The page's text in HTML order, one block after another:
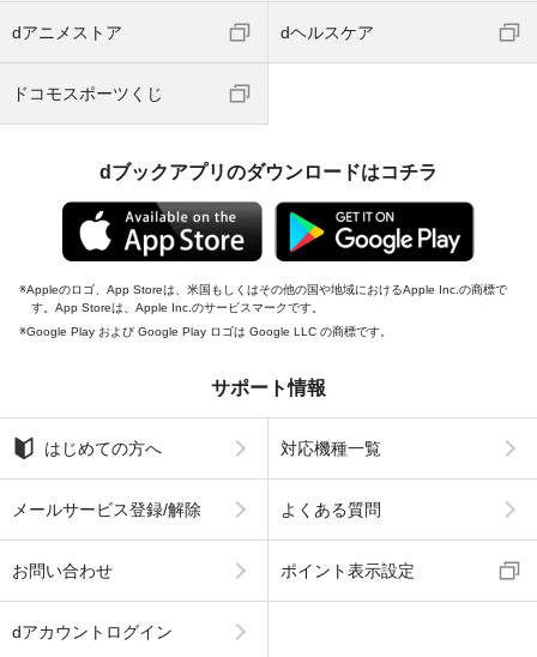
dアニメストア dヘルスケア
ドコモスポーツくじ
dブックアプリのダウンロードはコチラ
Appleのロゴ、App Storeは、米国もしくはその他の国や地域におけるApple Inc.の商標で
す。App Storeは、Apple Inc.のサービスマークです。
Google Play および Google Play ロゴは Google LLC の商標です。
サポート情報
はじめての方へ 対応機種一覧
メールサービス登録/解除 よくある質問
お問い合わせ ポイント表示設定
dアカウントログイン